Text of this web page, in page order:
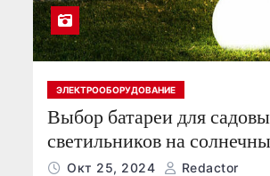
ЭЛЕКТРООБОРУДОВАНИЕ
Выбор батареи для
светильников на
Окт 25, 2024 Redactor